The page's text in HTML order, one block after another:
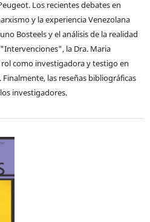
Los recientes debates en
y la experiencia Venezolana
Bosteels y el análisis de la realidad
la Dra. Maria
como investigadora y testigo en
las reseñas bibliográficas
investigadores.